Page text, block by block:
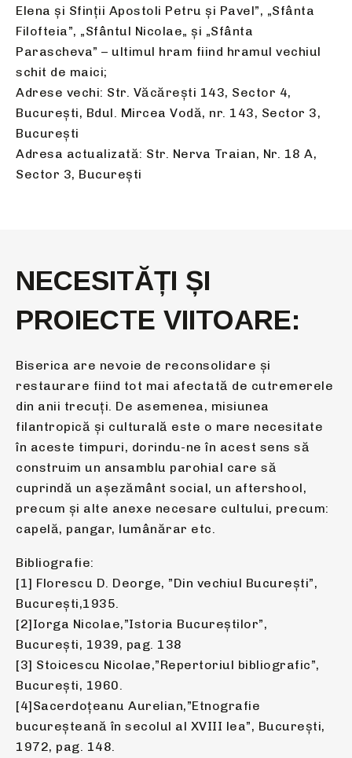
Elena și Sfinții Apostoli Petru și Pavel”, „Sfânta
Filofteia”, „Sfântul Nicolae„ și „Sfânta
Parascheva” – ultimul hram fiind hramul vechiul
schit de maici;
Adrese vechi: Str. Văcărești 143, Sector 4,
București, Bdul. Mircea Vodă, nr. 143, Sector 3,
București
Adresa actualizată: Str. Nerva Traian, Nr. 18 A,
Sector 3, București
NECESITĂȚI ȘI
PROIECTE VIITOARE:
Biserica are nevoie de reconsolidare și
restaurare fiind tot mai afectată de cutremerele
din anii trecuți. De asemenea, misiunea
filantropică și culturală este o mare necesitate
în aceste timpuri, dorindu-ne în acest sens să
construim un ansamblu parohial care să
cuprindă un așezământ social, un aftershool,
precum și alte anexe necesare cultului, precum:
capelă, pangar, lumânărar etc.
Bibliografie:
[1] Florescu D. Deorge, ”Din vechiul București”,
București,1935.
[2]Iorga Nicolae,”Istoria Bucureștilor”,
București, 1939, pag. 138
[3] Stoicescu Nicolae,”Repertoriul bibliografic”,
București, 1960.
[4]Sacerdoțeanu Aurelian,”Etnografie
bucureșteană în secolul al XVIII lea”, București,
1972, pag. 148.